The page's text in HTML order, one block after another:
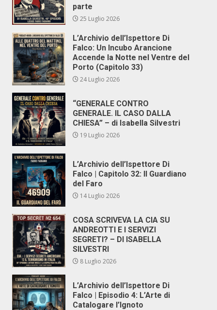
parte
25 Luglio 2026
L’Archivio dell’Ispettore Di
Falco: Un Incubo Arancione
Accende la Notte nel Ventre del
Porto (Capitolo 33)
24 Luglio 2026
“GENERALE CONTRO
GENERALE. IL CASO DALLA
CHIESA” – di Isabella Silvestri
19 Luglio 2026
L’Archivio dell’Ispettore Di
Falco | Capitolo 32: Il Guardiano
del Faro
14 Luglio 2026
COSA SCRIVEVA LA CIA SU
ANDREOTTI E I SERVIZI
SEGRETI? – DI ISABELLA
SILVESTRI
8 Luglio 2026
L’Archivio dell’Ispettore Di
Falco | Episodio 4: L’Arte di
Catalogare l’Ignoto